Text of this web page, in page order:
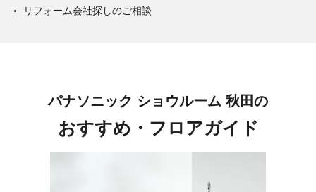
リフォーム会社探しのご相談
パナソニック ショウルーム 秋田の
おすすめ・フロアガイド